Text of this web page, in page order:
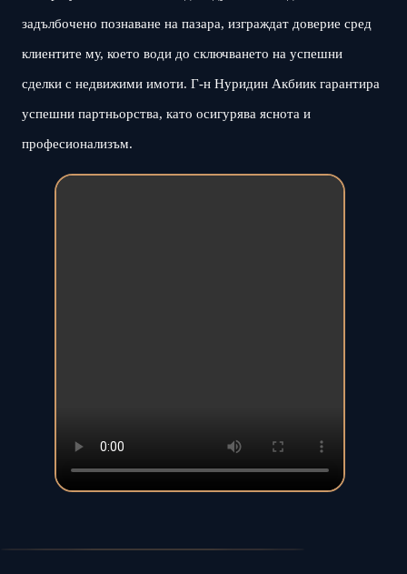
задълбочено познаване на пазара, изграждат доверие сред
клиентите му, което води до сключването на успешни
сделки с недвижими имоти. Г-н Нуридин Акбиик гарантира
успешни партньорства, като осигурява яснота и
професионализъм.